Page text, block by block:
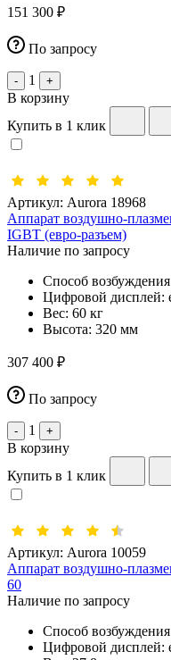
151 300 ₽
По запросу
- 1 +
В корзину
Купить в 1 клик
Артикул: Aurora 18968
Аппарат воздушно-
IGBT (евро-разъем)
Наличие по запросу
Способ
Цифровой дисплей:
Вес: 60 кг
Высота: 320 мм
307 400 ₽
По запросу
- 1 +
В корзину
Купить в 1 клик
Артикул: Aurora 10059
Аппарат воздушно-
60
Наличие по запросу
Способ
Цифровой дисплей: